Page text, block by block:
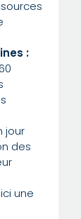
:
jour
des
une